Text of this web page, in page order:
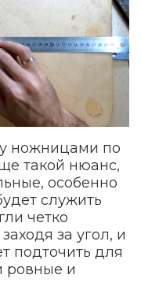
ножницами по
такой нюанс,
особенно
служить
четко
за угол, и
подточить для
ровные и